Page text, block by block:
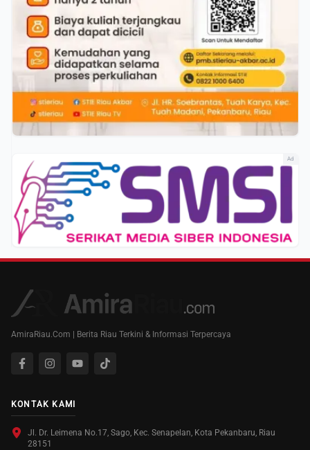
Ad
AmiraRiau.Com | Berita Riau Terkini & Informasi Terpercaya
KONTAK KAMI
Jl. Dr. Leimena No.17, Sago, Kec. Senapelan, Kota Pekanbaru, Riau
28151